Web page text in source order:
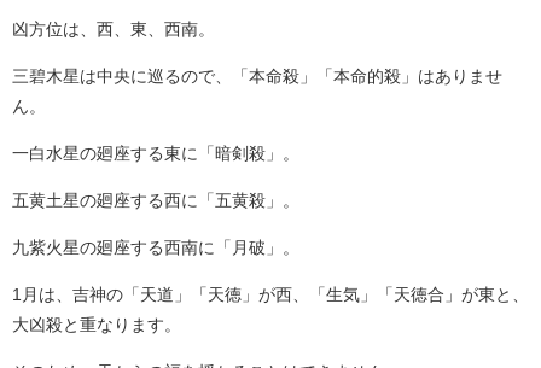
凶方位は、西、東、西南。
三碧木星は中央に巡るので、「本命殺」「本命的殺」はありませ
ん。
一白水星の廻座する東に「暗剣殺」。
五黄土星の廻座する西に「五黄殺」。
九紫火星の廻座する西南に「月破」。
1月は、吉神の「天道」「天徳」が西、「生気」「天徳合」が東と、
大凶殺と重なります。